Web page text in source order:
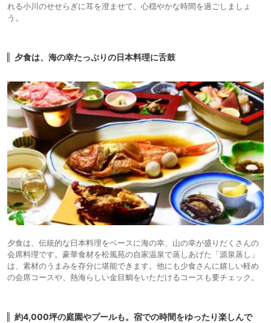
れる小川のせせらぎに耳を澄ませて、心穏やかな時間を過ごしましょ
う。
夕食は、海の幸たっぷりの日本料理に舌鼓
夕食は、伝統的な日本料理をベースに海の幸、山の幸が盛りだくさんの
会席料理です。豪華食材を松風苑の自家温泉で蒸しあげた「源泉蒸し」
は、素材のうまみを存分に堪能できます。他にも少食さんに嬉しい軽め
の会席コースや、熱海らしい金目鯛をいただけるコースも要チェック。
約4,000坪の庭園やプールも。宿での時間をゆったり楽しんで